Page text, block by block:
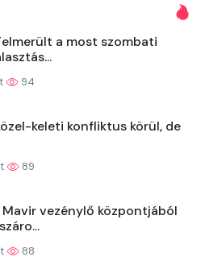
a most szombati
94
keleti konfliktus körül, de
89
Mavir vezénylő központjából
88